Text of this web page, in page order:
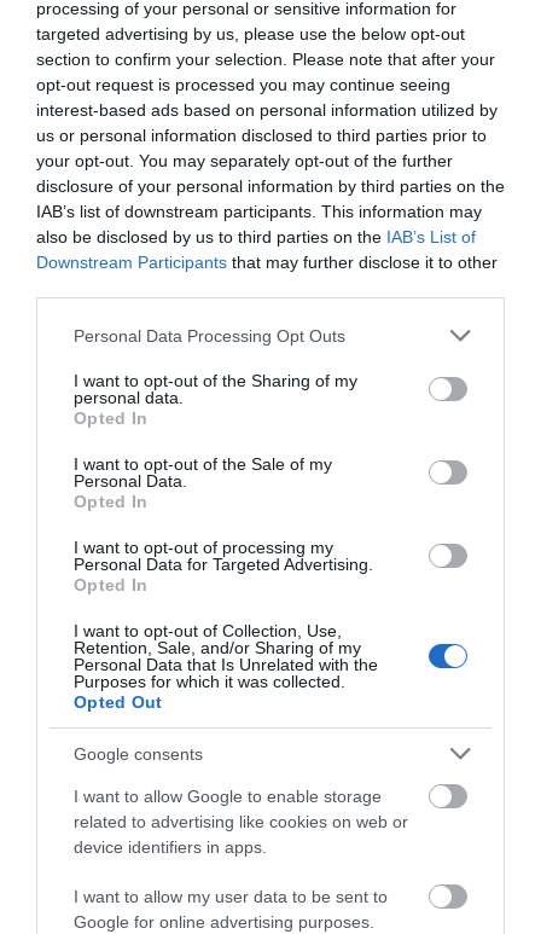
processing of your personal or sensitive information for
targeted advertising by us, please use the below opt-out
section to confirm your selection. Please note that after your
opt-out request is processed you may continue seeing
interest-based ads based on personal information utilized by
us or personal information disclosed to third parties prior to
your opt-out. You may separately opt-out of the further
disclosure of your personal information by third parties on the
IAB’s list of downstream participants. This information may
also be disclosed by us to third parties on the IAB’s List of
Downstream Participants that may further disclose it to other
Please note that this website/app uses one or more Google
not limited to your visit or usage behaviour. You may click to
grant or deny consent to Google and its third-party tags to
use your data for below specified purposes in below Google
consent section.
Personal Data Processing Opt Outs
I want to opt-out of the Sharing of my
personal data.
Opted In
I want to opt-out of the Sale of my
Personal Data.
Opted In
I want to opt-out of processing my
Personal Data for Targeted Advertising.
Opted In
I want to opt-out of Collection, Use,
Retention, Sale, and/or Sharing of my
Personal Data that Is Unrelated with the
Purposes for which it was collected.
Opted Out
Google consents
I want to allow Google to enable storage
related to advertising like cookies on web or
device identifiers in apps.
I want to allow my user data to be sent to
Google for online advertising purposes.
Φωτιά στη Σκύρο: Πηγαίνουν
ενισχύσεις στο Νησί – Τώρα
πυροσβεστικά στο λιμάνι της
Κύμης
06.08.2026 | 17:40
Έρχεται το νέο υπερσύγχρονο
αθλητικό κέντρο στην Εύβοια –
Υπογράφτηκε η σύμβαση
Προφυλακίστηκε ο 44χρονος για
06.08.2026 | 17:00
Καμία μόνιμη πρόσληψη
δασκάλων στην Εύβοια – Το θέμα
πάει στην βουλή
Έρχεται ισχυρό κύμα ζέστης:
40άρια
06.08.2026 | 16:30
Εύβοια: Τέλος στις παράνομες
χωματερές – Έρχονται πρόστιμα
για όσους πετούν ογκώδη
06.08.2026 | 16:15
Προφυλακιστέος ο Αφγανός για
Συγκλονιστική κατάθεση της
συζύγου του 28χρονου
Έπαθε ηλεκτροπληξία
ενώ έκλεβε καλώδια –
Οι συνεργοί του τον
εγκατέλειψαν
Προφυλακίστηκε ο
44χρονος για τη φωτιά
στη Κεφαλονιά
Έρχεται ισχυρό κύμα
ζέστης: Πότε η
χτυπήσει 40άρια
Προφυλακιστέος ο
Βρετανίδας –
Εορτολόγιο: Ποιοι
γιορτάζουν σήμερα,
Πέμπτη 6 Αυγούστου
Κοριτσάκι βρέθηκε
μόνο στους δρόμους –
Χειροπέδες στον
25χρονο πατέρα του